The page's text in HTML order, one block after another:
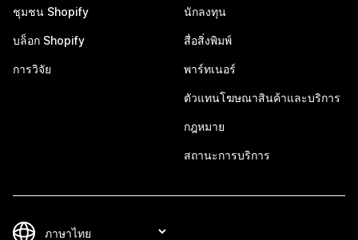
ชุมชน Shopify
บล็อก Shopify
การวิจัย
นักลงทุน
สื่อสิ่งพิมพ์
พาร์ทเนอร์
ตัวแทนโฆษณาสินค้าและบริการ
กฎหมาย
สถานะการบริการ